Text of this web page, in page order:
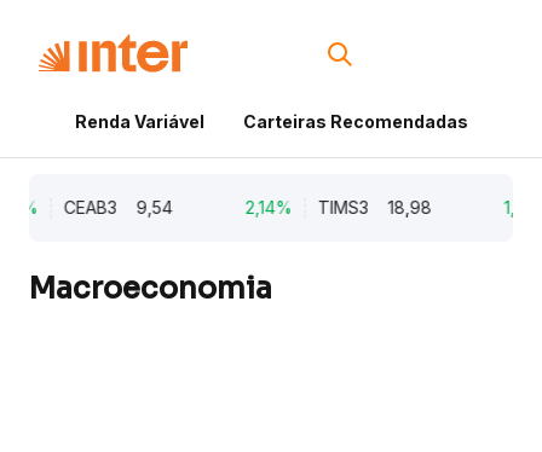
Renda Variável Carteiras Recomendadas
CEAB3 9,54 2,14% TIMS3 18,98 1,50%
Macroeconomia